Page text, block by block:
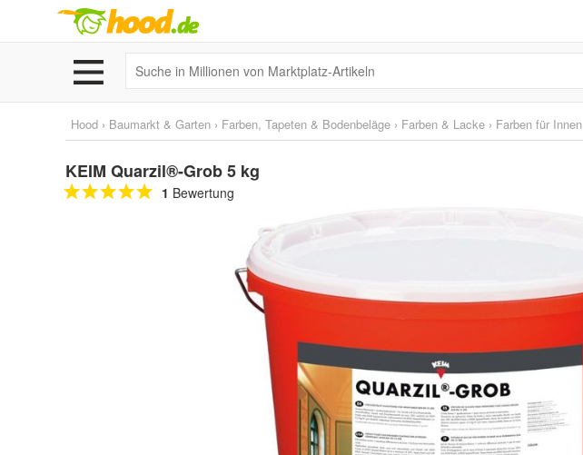
Hood › Baumarkt & Garten › Farben, Tapeten & Bodenbeläge › Farben & Lacke › Farben für Innen
KEIM Quarzil®-Grob 5 kg
1 Bewertung